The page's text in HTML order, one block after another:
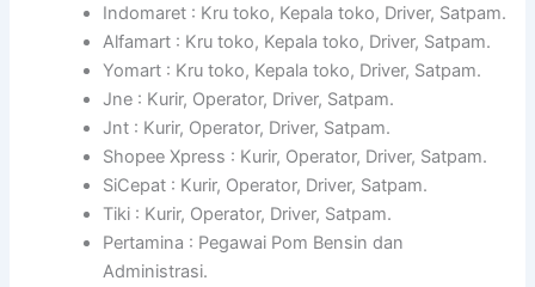
Indomaret : Kru toko, Kepala toko, Driver, Satpam.
Alfamart : Kru toko, Kepala toko, Driver, Satpam.
Yomart : Kru toko, Kepala toko, Driver, Satpam.
Jne : Kurir, Operator, Driver, Satpam.
Jnt : Kurir, Operator, Driver, Satpam.
Shopee Xpress : Kurir, Operator, Driver, Satpam.
SiCepat : Kurir, Operator, Driver, Satpam.
Tiki : Kurir, Operator, Driver, Satpam.
Pertamina : Pegawai Pom Bensin dan
Administrasi.